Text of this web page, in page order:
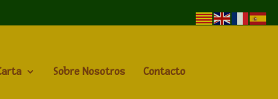
Sobre Nosotros Contacto